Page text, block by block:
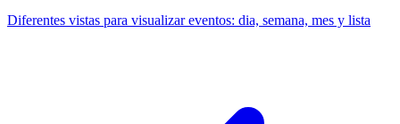
Diferentes vistas para visualizar eventos: dia, semana, mes y lista